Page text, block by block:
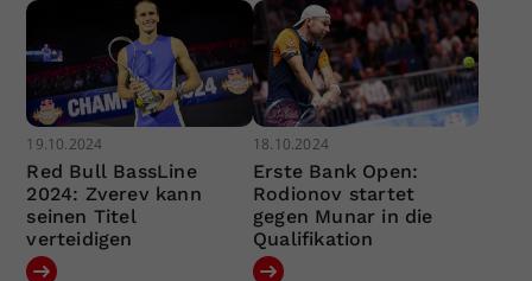
19.10.2024
Red Bull BassLine
2024: Zverev kann
seinen Titel
verteidigen
18.10.2024
Erste Bank Open:
Rodionov startet
gegen Munar in die
Qualifikation